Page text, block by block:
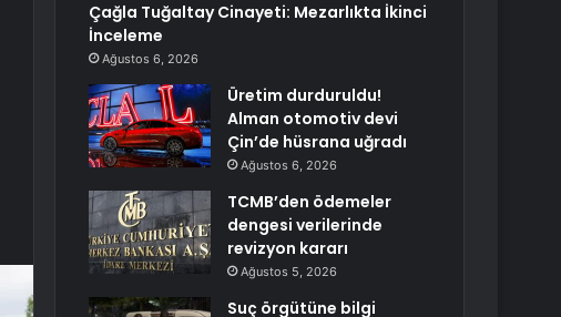
Çağla Tuğaltay Cinayeti: Mezarlıkta İkinci
İnceleme
Ağustos 6, 2026
Üretim durduruldu!
Alman otomotiv devi
Çin’de hüsrana uğradı
Ağustos 6, 2026
TCMB’den ödemeler
dengesi verilerinde
revizyon kararı
Ağustos 5, 2026
Suç örgütüne bilgi